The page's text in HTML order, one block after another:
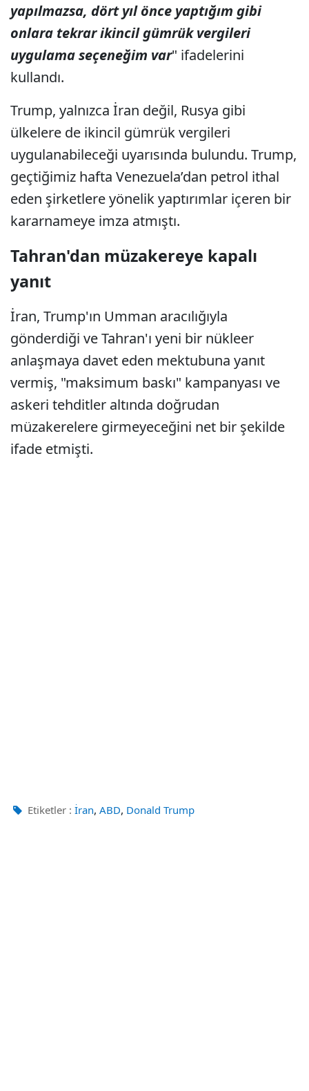
yapılmazsa, dört yıl önce yaptığım gibi
onlara tekrar ikincil gümrük vergileri
uygulama seçeneğim var" ifadelerini
kullandı.
Trump, yalnızca İran değil, Rusya gibi
ülkelere de ikincil gümrük vergileri
uygulanabileceği uyarısında bulundu. Trump,
geçtiğimiz hafta Venezuela’dan petrol ithal
eden şirketlere yönelik yaptırımlar içeren bir
kararnameye imza atmıştı.
Tahran'dan müzakereye kapalı
yanıt
İran, Trump'ın Umman aracılığıyla
gönderdiği ve Tahran'ı yeni bir nükleer
anlaşmaya davet eden mektubuna yanıt
vermiş, "maksimum baskı" kampanyası ve
askeri tehditler altında doğrudan
müzakerelere girmeyeceğini net bir şekilde
ifade etmişti.
Etiketler : İran, ABD, Donald Trump